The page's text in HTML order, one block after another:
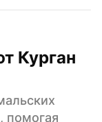
Курган
помогая